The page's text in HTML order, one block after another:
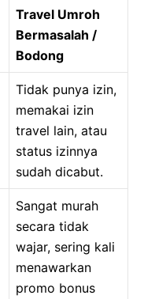
Travel Umroh
Bermasalah /
Bodong
Tidak punya izin,
memakai izin
travel lain, atau
status izinnya
sudah dicabut.
Sangat murah
secara tidak
wajar, sering kali
menawarkan
promo bonus